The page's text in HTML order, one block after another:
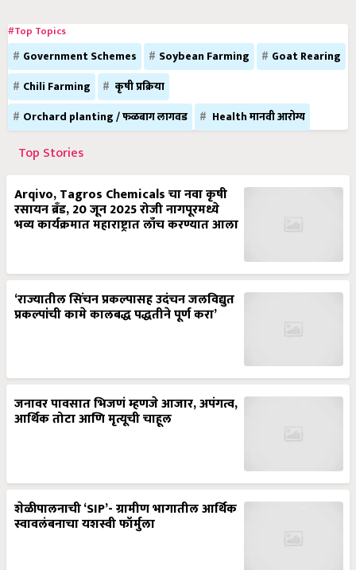
#Top Topics
Government Schemes Soybean Farming
Goat Rearing
Chili Farming
कृषी प्रक्रिया
Orchard planting / फळबाग लागवड
Health मानवी आरोग्य
Top Stories
Arqivo, Tagros Chemicals चा नवा कृषी
रसायन ब्रँड, 20 जून 2025 रोजी नागपूरमध्ये
भव्य कार्यक्रमात महाराष्ट्रात लाँच करण्यात आला
‘राज्यातील सिंचन प्रकल्पासह उदंचन जलविद्युत
प्रकल्पांची कामे कालबद्ध पद्धतीने पूर्ण करा’
जनावर पावसात भिजणं म्हणजे आजार, अपंगत्व,
आर्थिक तोटा आणि मृत्यूची चाहूल
शेळीपालनाची ‘SIP’- ग्रामीण भागातील आर्थिक
स्वावलंबनाचा यशस्वी फॉर्मुला